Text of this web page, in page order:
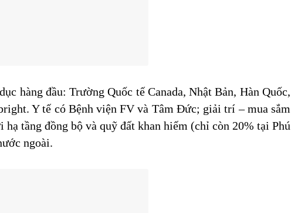
hàng đầu: Trường Quốc tế Canada, Nhật Bản, Hàn Quốc,
Y tế có Bệnh viện FV và Tâm Đức; giải trí – mua sắm
tầng đồng bộ và quỹ đất khan hiếm (chỉ còn 20% tại Phú
ngoài.